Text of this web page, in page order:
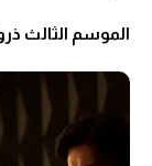
الموسم الثالث